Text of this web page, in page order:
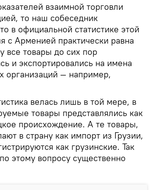
взаимной торговли
то наш собеседник
в официальной статистике этой
с Арменией практически равна
все товары до сих пор
и экспортировались на имена
организаций — например,
велась лишь в той мере, в
товары представлялись как
происхождение. А те товары,
в страну как импорт из Грузии,
как грузинские. Так
этому вопросу существенно